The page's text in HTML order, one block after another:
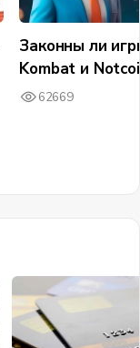
Законны ли
Kombat и
62669